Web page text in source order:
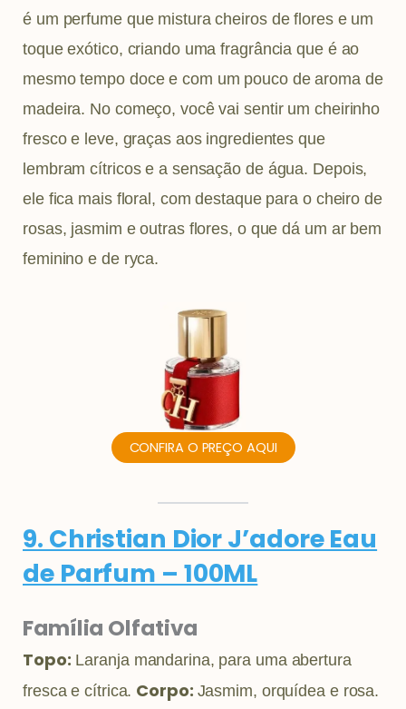
é um perfume que mistura cheiros de flores e um
toque exótico, criando uma fragrância que é ao
mesmo tempo doce e com um pouco de aroma de
madeira. No começo, você vai sentir um cheirinho
fresco e leve, graças aos ingredientes que
lembram cítricos e a sensação de água. Depois,
ele fica mais floral, com destaque para o cheiro de
rosas, jasmim e outras flores, o que dá um ar bem
feminino e de ryca.
CONFIRA O PREÇO AQUI
9. Christian Dior J’adore Eau
de Parfum – 100ML
Família Olfativa
Topo: Laranja mandarina, para uma abertura
fresca e cítrica. Corpo: Jasmim, orquídea e rosa.